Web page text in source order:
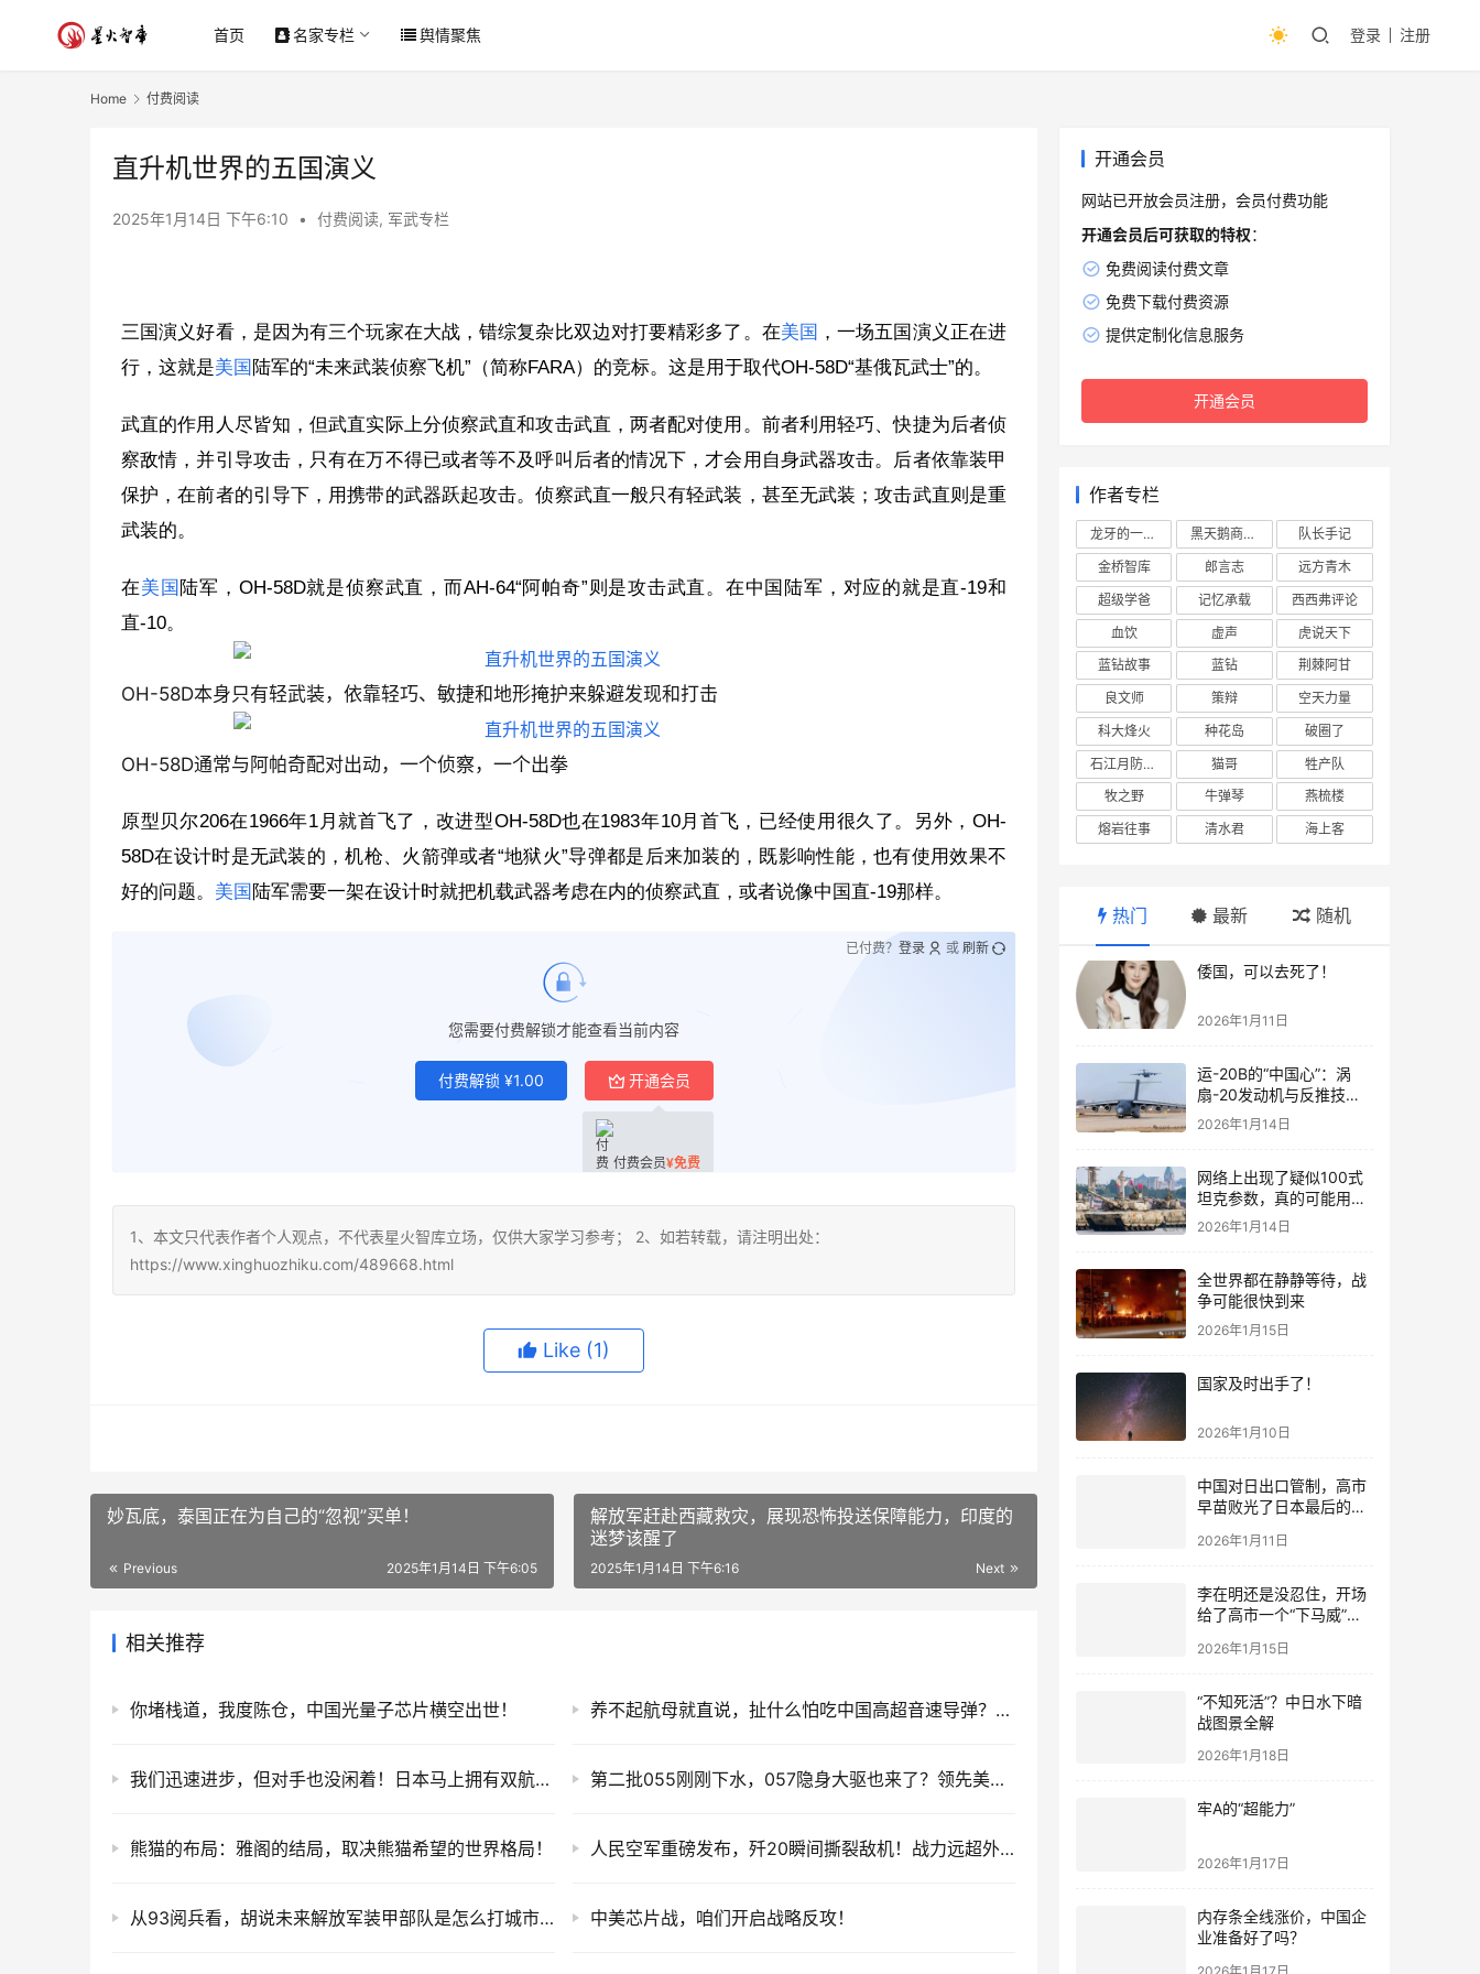
首页 名家专栏 舆情聚焦 登录 注册
Home 付费阅读
直升机世界的五国演义
2025年1月14日 下午6:10 • 付费阅读, 军武专栏
三国演义好看，是因为有三个玩家在大战，错综复杂比双边对打要精彩多了。在美国 ，一场五国演义正在进
行，这就是美国 陆军的“未来武装侦察飞机”（简称FARA）的竞标。这是用于取代OH-58D“基俄瓦武士”的。
武直的作用人尽皆知，但武直实际上分侦察武直和攻击武直，两者配对使用。前者利用轻巧、快捷为后者侦
察敌情，并引导攻击，只有在万不得已或者等不及呼叫后者的情况下，才会用自身武器攻击。后者依靠装甲
保护，在前者的引导下，用携带的武器跃起攻击。侦察武直一般只有轻武装，甚至无武装；攻击武直则是重
武装的。
在美国 陆军，OH-58D就是侦察武直，而AH-64“阿帕奇”则是攻击武直。在中国陆军，对应的就是直-19和
直-10。
OH-58D本身只有轻武装，依靠轻巧、敏捷和地形掩护来躲避发现和打击
OH-58D通常与阿帕奇配对出动，一个侦察，一个出拳
原型贝尔206在1966年1月就首飞了，改进型OH-58D也在1983年10月首飞，已经使用很久了。另外，OH-
58D在设计时是无武装的，机枪、火箭弹或者“地狱火”导弹都是后来加装的，既影响性能，也有使用效果不
好的问题。 美国 陆军需要一架在设计时就把机载武器考虑在内的侦察武直，或者说像中国直-19那样。
您需要付费解锁才能查看当前内容
付费解锁 ¥1.00 开通会员
付费会员¥免费
已付费？ 登录 或 刷新
1、本文只代表作者个人观点，不代表星火智库立场，仅供大家学习参考； 2、如若转载，请注明出处：
https://www.xinghuozhiku.com/489668.html
Like (1)
妙瓦底，泰国正在为自己的“忽视”买单！
Previous 2025年1月14日 下午6:05
解放军赶赴西藏救灾，展现恐怖投送保障能力，印度的
迷梦该醒了
Next
2025年1月14日 下午6:16
相关推荐
你堵栈道，我度陈仓，中国光量子芯片横空出世！ 养不起航母就直说，扯什么怕吃中国高超音速导弹？就你英国也配？
我们迅速进步，但对手也没闲着！日本马上拥有双航母远洋舰队 第二批055刚刚下水，057隐身大驱也来了？领先美国整整一个时代
熊猫的布局：雅阁的结局，取决熊猫希望的世界格局！ 人民空军重磅发布，歼20瞬间撕裂敌机！战力远超外界预期
从93阅兵看，胡说未来解放军装甲部队是怎么打城市战的！ 中美芯片战，咱们开启战略反攻！
开通会员
网站已开放会员注册，会员付费功能
开通会员后可获取的特权：
免费阅读付费文章
免费下载付费资源
提供定制化信息服务
开通会员
作者专栏
龙牙的一座山 黑天鹅商业情报站
队长手记
金桥智库
郎言志
远方青木
超级学爸
记忆承载
西西弗评论
血饮
虚声
虎说天下
蓝钻故事
蓝钻
荆棘阿甘
良文师
策辩
空天力量
科大烽火
种花岛
破圈了
石江月防务观察
猫哥
牲产队
牧之野
牛弹琴
燕梳楼
熔岩往事
清水君 海上客
热门 最新 随机
倭国，可以去死了！
2026年1月11日
运-20B的“中国心”：涡
扇-20发动机与反推技术
大突破！
2026年1月14日
网络上出现了疑似100式
坦克参数，真的可能用了
钛合金装甲！
2026年1月14日
全世界都在静静等待，战
争可能很快到来
2026年1月15日
国家及时出手了！
2026年1月10日
中国对日出口管制，高市
早苗败光了日本最后的国
2026年1月11日
李在明还是没忍住，开场
给了高市一个“下马威”，
2026年1月15日
“不知死活”？中日水下暗
战图景全解
2026年1月18日
牢A的“超能力”
2026年1月17日
内存条全线涨价，中国企
业准备好了吗？